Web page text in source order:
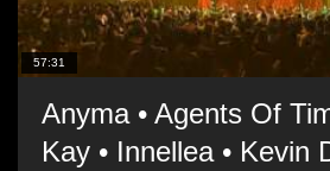
57:31
Anyma • Agents Of
Kay • Innellea • Kevin